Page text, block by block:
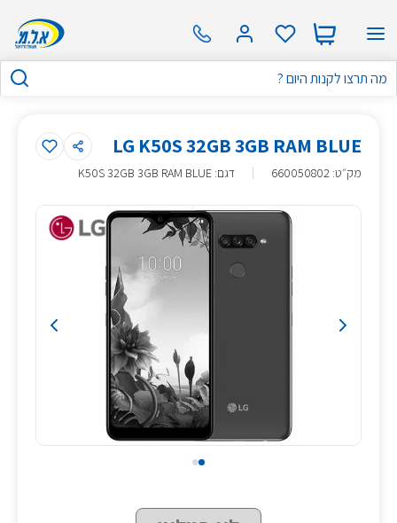
LG K50S 32GB 3GB RAM BLUE
מק״ט:
660050802 דגם: K50S 32GB 3GB RAM BLUE